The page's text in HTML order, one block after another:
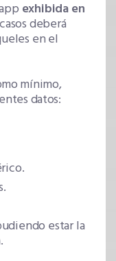
exhibida en
deberá
en el
mínimo,
datos:
estar la